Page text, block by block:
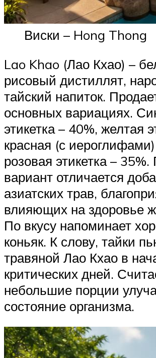
Виски – Hong Thong
Lao Khao (Лао Кхао) –
рисовый дистиллят,
тайский напиток.
основных вариациях.
этикетка – 40%, желтая
красная (с
розовая этикетка –
вариант отличается
азиатских трав,
влияющих на здоровье
По вкусу напоминает
коньяк. К слову, тайки
травяной Лао Кхао в
критических дней.
небольшие порции
состояние организма.